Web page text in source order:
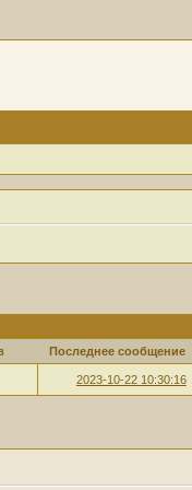
Последнее сообщение
2023-10-22 10:30:16